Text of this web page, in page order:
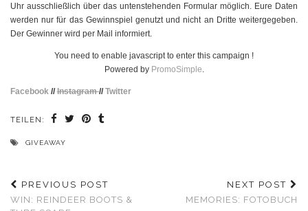
Uhr ausschließlich über das untenstehenden Formular möglich. Eure Daten
werden nur für das Gewinnspiel genutzt und nicht an Dritte weitergegeben.
Der Gewinner wird per Mail informiert.
You need to enable javascript to enter this campaign !
Powered by PromoSimple
Facebook //Instagram//Twitter
TEILEN:
GIVEAWAY
PREVIOUS POST
WIN: REINDEER BOOTS &
NEXT POST
MEMORIES: FOTOBUCH